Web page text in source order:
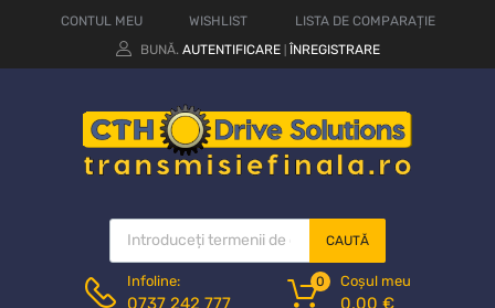
CONTUL MEU WISHLIST
LISTA DE COMPARAȚIE
BUNĂ. AUTENTIFICARE ÎNREGISTRARE
CAUTĂ
Infoline:
0737 242 777
Coșul meu
0,00 €
0